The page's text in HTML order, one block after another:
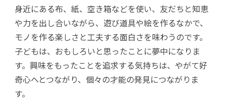
身近にある布、紙、空き箱などを使い、友だちと知恵
や力を出し合いながら、遊び道具や絵を作るなかで、
モノを作る楽しさと工夫する面白さを味わうのです。
子どもは、おもしろいと思ったことに夢中になりま
す。興味をもったことを追求する気持ちは、やがて好
奇心へとつながり、個々の才能の発見につながりま
す。